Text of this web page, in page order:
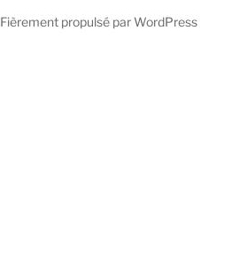
Fièrement propulsé par WordPress